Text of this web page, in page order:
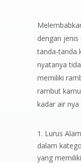
dengan
tanda-tanda
nyatanya
memiliki
rambut
kadar air
Lurus
dalam
yang